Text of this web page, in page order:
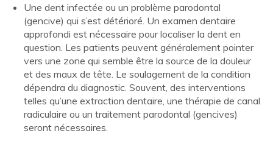
Une dent infectée ou un problème parodontal
(gencive) qui s’est détérioré. Un examendentaire
approfondi est nécessaire pour localiser la dent en
question. Les patients peuvent généralement pointer
vers une zone qui semble être la source de la douleur
et des maux de tête. Le soulagement de la condition
dépendra du diagnostic. Souvent, des interventions
telles qu’une extraction dentaire, une thérapie de canal
radiculaire ou un traitement parodontal (gencives)
seront nécessaires.